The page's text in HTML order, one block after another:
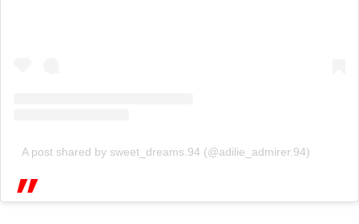
A post shared by sweet_dreams.94 (@adilie_admirer.94)